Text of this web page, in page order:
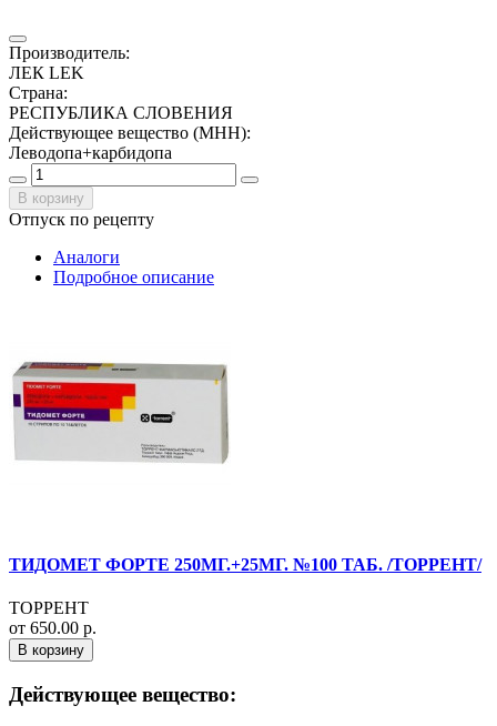
Производитель:
ЛЕК LEK
Страна:
РЕСПУБЛИКА СЛОВЕНИЯ
Действующее вещество (МНН):
Леводопа+карбидопа
В корзину
Отпуск по рецепту
Аналоги
Подробное описание
ТИДОМЕТ ФОРТЕ 250МГ.+25МГ. №100 ТАБ. /ТОРРЕНТ/
ТОРРЕНТ
от 650.00 р.
В корзину
Действующее вещество: